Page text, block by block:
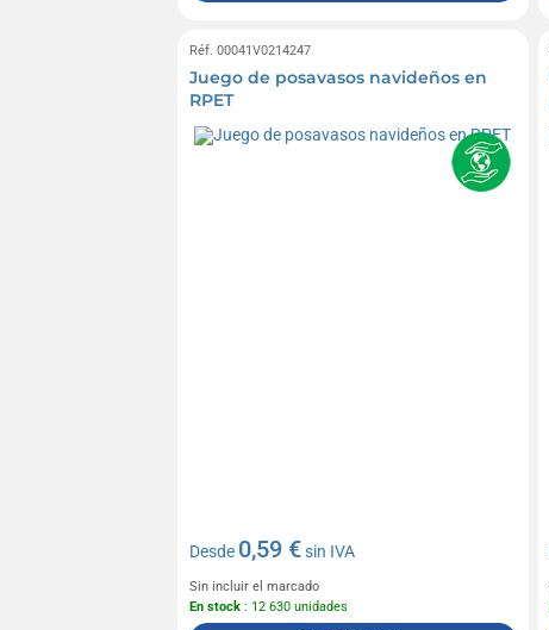
Réf. 00041V0214247
Juego de posavasos navideños en
RPET
Desde 0,59 €sin IVA
Sin incluir el marcado
En stock : 12 630 unidades